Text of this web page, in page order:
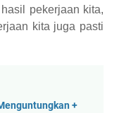
pekerjaan kita,
kita juga pasti
+